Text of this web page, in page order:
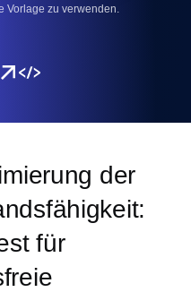
Vorlage zu verwenden.
der
für